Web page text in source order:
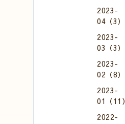
2023-
04（3）
2023-
03（3）
2023-
02（8）
2023-
01（11）
2022-